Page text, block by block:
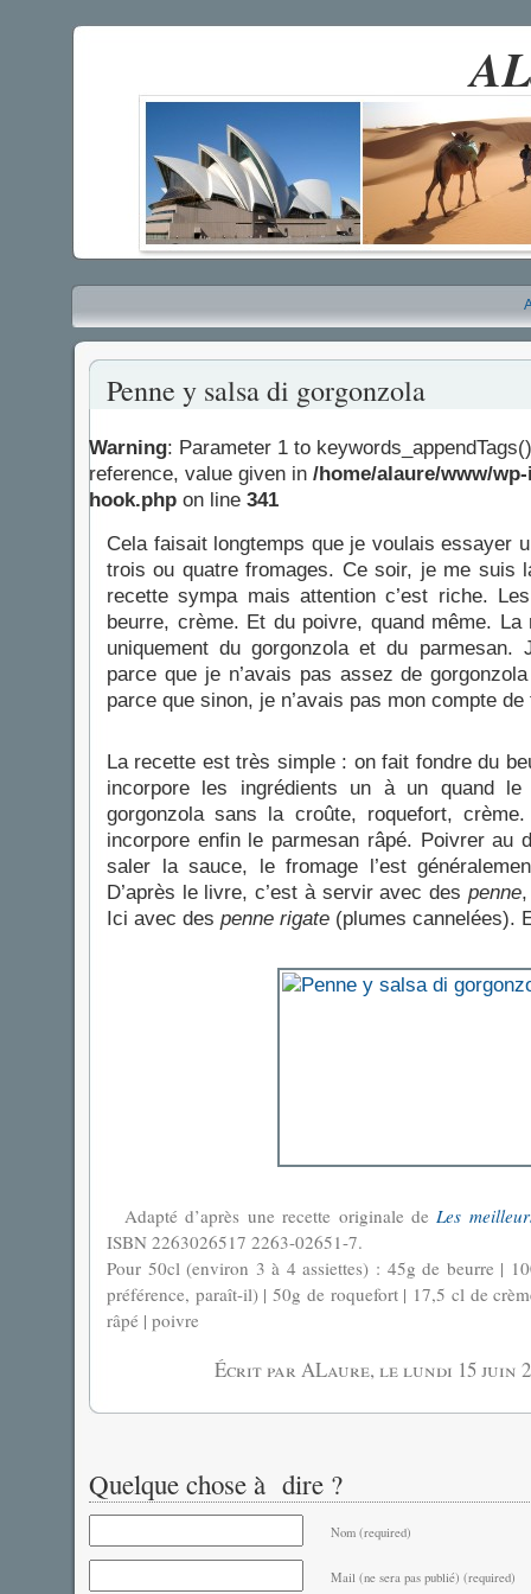
Penne y salsa di gorgonzola
Warning: Parameter 1 to
reference, value given in /home/alaure/www/
hook.php on line 341
Cela faisait longtemps que je voulais essayer
trois ou quatre fromages. Ce soir, je me suis
recette sympa mais attention c’est riche.
beurre, crème. Et du poivre, quand même. La
uniquement du gorgonzola et du parmesan.
parce que je n’avais pas assez de
parce que sinon, je n’avais pas mon compte
La recette est très simple : on fait fondre du
incorpore les ingrédients un à un quand
gorgonzola sans la croûte, roquefort,
incorpore enfin le parmesan râpé. Poivrer au
saler la sauce, le fromage l’est
D’après le livre, c’est à servir avec des penne
Ici avec des penne rigate (plumes cannelées).
Adapté d’après une recette originale deLes
ISBN 2263026517 2263-02651-7.
Pour 50cl (environ 3 à 4 assiettes) : 45g de beurre |
préférence, paraît-il) | 50g de roquefort | 17,5 cl de
râpé | poivre
Écrit par ALaure, lelundi 15 juin
Quelque chose à dire ?
Nom (required)
Mail (ne sera pas publié) (required)